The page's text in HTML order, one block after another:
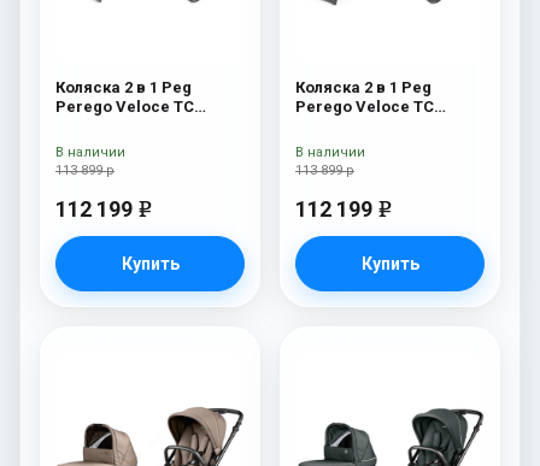
Коляска 2 в 1 Peg
Perego Veloce TC
New
113 899 р
112 199 e
Купить
В наличии
Коляска 2 в 1 Peg
Perego Veloce TC
113 899 р
112 199 e
Купить
В наличии